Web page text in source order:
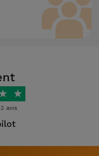
★
avis